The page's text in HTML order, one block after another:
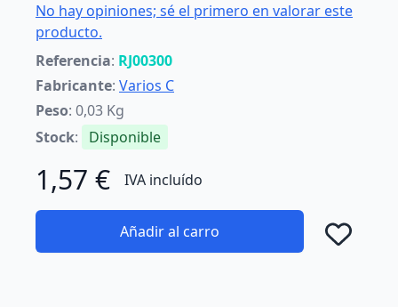
No hay opiniones; sé el primero en valorar este
producto.
Referencia: RJ00300
Fabricante: Varios C
Peso: 0,03 Kg
Stock: Disponible
1,57 € IVA incluído
Añadir al carro